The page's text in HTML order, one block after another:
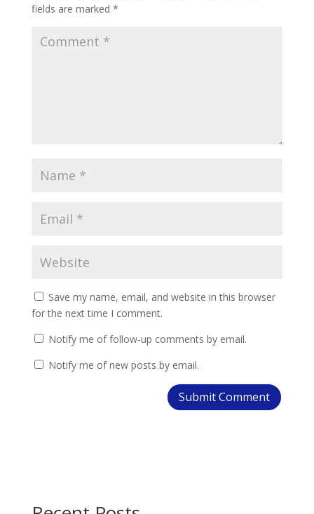
fields are marked *
Save my name, email, and website in this browser
for the next time I comment.
Notify me of follow-up comments by email.
Notify me of new posts by email.